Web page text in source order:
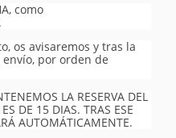
como
os avisaremos y tras la
por orden de
LA RESERVA DEL
DE 15 DIAS. TRAS ESE
AUTOMÁTICAMENTE.